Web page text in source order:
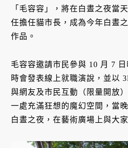
「毛容容」，將在白晝之夜當
任擔任貓市長，成為今年白晝
作品。
毛容容邀請市民參與 10 月 7
時會發表線上就職演說，並以
與網友及市民互動（限量開放
一處充滿狂想的魔幻空間，當
白晝之夜，在藝術廣場上與大